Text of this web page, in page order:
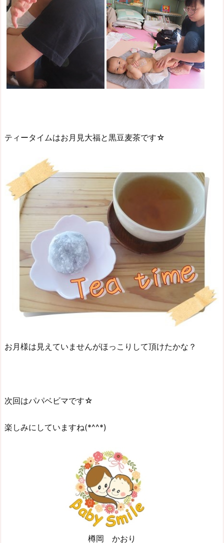
ティータイムはお月見大福と黒豆麦茶です☆
お月様は見えていませんがほっこりして頂けたかな？
次回はパパベビマです☆
楽しみにしていますね(*^^*)
樽岡 かおり